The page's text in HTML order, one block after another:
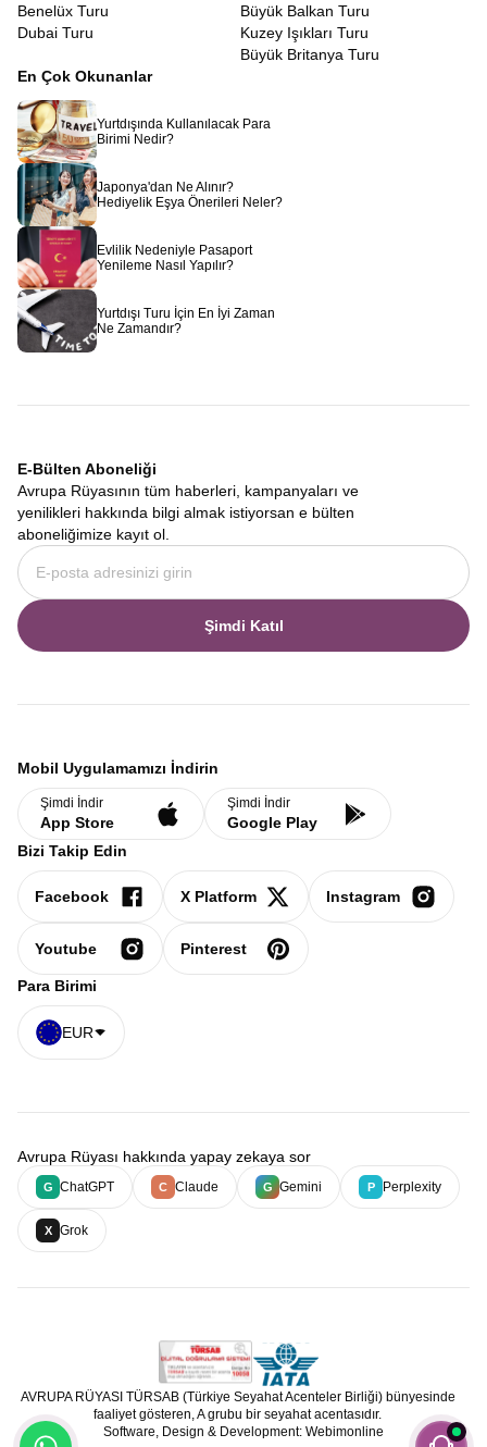
Benelüx Turu
Dubai Turu
Büyük Balkan Turu
Kuzey Işıkları Turu
Büyük Britanya Turu
En Çok Okunanlar
Yurtdışında Kullanılacak Para
Birimi Nedir?
Japonya'dan Ne Alınır?
Hediyelik Eşya Önerileri Neler?
Evlilik Nedeniyle Pasaport
Yenileme Nasıl Yapılır?
Yurtdışı Turu İçin En İyi Zaman
Ne Zamandır?
E-Bülten Aboneliği
Avrupa Rüyasının tüm haberleri, kampanyaları ve
yenilikleri hakkında bilgi almak istiyorsan e bülten
aboneliğimize kayıt ol.
Şimdi Katıl
Mobil Uygulamamızı İndirin
Şimdi İndir
App Store
Şimdi İndir
Google Play
Bizi Takip Edin
Facebook X Platform Instagram
Youtube Pinterest
Para Birimi
EUR
Avrupa Rüyası hakkında yapay zekaya sor
G ChatGPT C Claude G Gemini P Perplexity
X Grok
AVRUPA RÜYASI TÜRSAB (Türkiye Seyahat Acenteler Birliği) bünyesinde
faaliyet gösteren, A grubu bir seyahat acentasıdır.
Software, Design & Development: Webimonline